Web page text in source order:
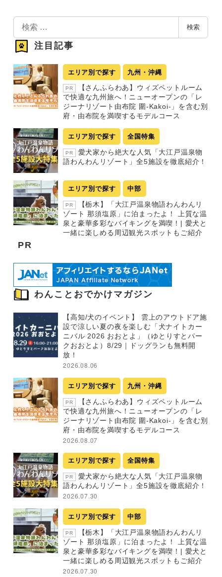
検
索
検索
注目記事
エリア別で探す 九州・沖縄
PR
【さんふらわあ】ウィズペットルーム
で快適な九州旅へ！ニューオープンの「レ
ジーナリゾート由布院 圍-Kakoi-」を含む別
府・由布院を満喫するモデルコース
エリア別で探す 全国特集
PR
愛犬家から絶大な人気「大江戸温泉物
語わんわんリゾート」全5施設を徹底紹介！
エリア別で探す 中部
PR
【栃木】「大江戸温泉物語わんわんリ
ゾート 那須塩原」に泊まったよ！ 上質な温
泉と豪華多彩なバイキングを満喫！| 愛犬と
一緒に楽しめる周辺観光スポットもご紹介
PR
わんことおでかけマガジン
【高知/犬のイベント】 雲上のアウトドア施
設で涼しい夏の夜を楽しむ「犬ナイトカー
ニバル 2026 おおとよ」（ゆとりすとパー
クおおとよ）8/29｜ドッグランも無料開
放！
2026.08.06
エリア別で探す 九州・沖縄
PR
【さんふらわあ】ウィズペットルーム
で快適な九州旅へ！ニューオープンの「レ
ジーナリゾート由布院 圍-Kakoi-」を含む別
府・由布院を満喫するモデルコース
2026.08.07
エリア別で探す 全国特集
PR
愛犬家から絶大な人気「大江戸温泉物
語わんわんリゾート」全5施設を徹底紹介！
2026.07.30
エリア別で探す 中部
PR
【栃木】「大江戸温泉物語わんわんリ
ゾート 那須塩原」に泊まったよ！ 上質な温
泉と豪華多彩なバイキングを満喫！| 愛犬と
一緒に楽しめる周辺観光スポットもご紹介
2026.07.30